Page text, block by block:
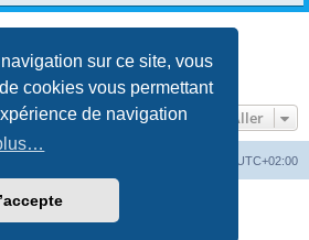
sur ce site, vous
cookies vous permettant
de navigation
1sur20
3
Aller
UTC+02:00
® Forum Software © phpBB Limited
©